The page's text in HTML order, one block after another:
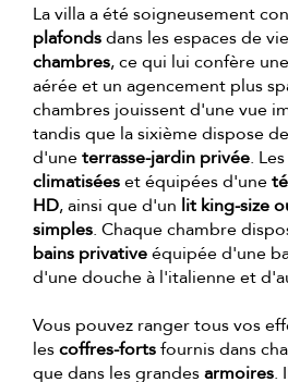
La villa a été soigneusement
plafondsdans les espaces de
chambres, ce qui lui confère
aérée et un agencement plus
chambres jouissent d'une vue
tandis que la sixième dispose
d'uneterrasse-jardin privée.
climatiséeset équipées d'une
HD, ainsi que d'un lit king-size
simples. Chaque chambre
bains privativeéquipée d'une
d'une douche à l'italienne et
Vous pouvez ranger tous vos
lescoffres-fortsfournis dans
que dans les grandesarmoires.